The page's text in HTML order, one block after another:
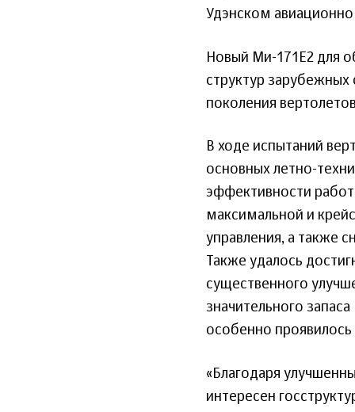
Удэнском
Новый Ми-171Е2 для
структур
поколения
В ходе испытаний
основных летно-
эффективности
максимальной и
управления, а также
Также удалось
существенного
значительного
особенно
«Благодаря
интересен